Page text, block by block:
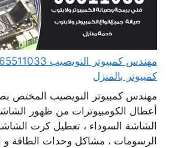
كمبيوتر بالمنزل
مهندس كمبيوتر النويصيب المختص
أعطال الكومبيوترات من ظهور
الشاشة السوداء ، تعطيل كرت
الرسومات ، مشاكل وحدات الطاقة و